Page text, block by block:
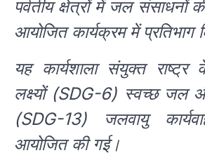
पर्वतीय क्षेत्रों में जल संसाधनों
आयोजित कार्यक्रम में प्रतिभाग
यह कार्यशाला संयुक्त
लक्ष्यों (SDG-6) स्वच्छ जल
(SDG-13) जलवायु
आयोजित की गई।